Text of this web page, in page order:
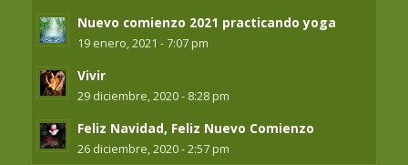
Nuevo comienzo 2021 practicando yoga
19 enero, 2021 - 7:07 pm
Vivir
29 diciembre, 2020 - 8:28 pm
Feliz Navidad, Feliz Nuevo Comienzo
26 diciembre, 2020 - 2:57 pm